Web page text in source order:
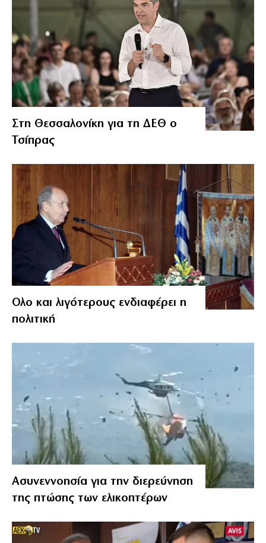
Στη Θεσσαλονίκη για τη ΔΕΘ ο
Τσίπρας
Ολο και λιγότερους ενδιαφέρει η
πολιτική
Ασυνεννοησία για την διερεύνηση
της πτώσης των ελικοπτέρων